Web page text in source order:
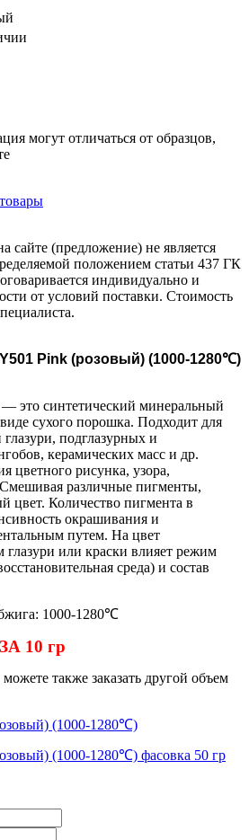
могут отличаться от образцов,
сайте (предложение) не является
положением статьи 437 ГК
индивидуально и
от условий поставки. Стоимость
Pink (розовый) (1000-1280℃)
это синтетический минеральный
сухого порошка. Подходит для
подглазурных и
керамических масс и др.
цветного рисунка, узора,
различные пигменты,
цвет. Количество пигмента в
окрашивания и
путем. На цвет
или краски влияет режим
среда) и состав
1000-1280℃
10 гр
также заказать другой объем
(1000-1280℃)
(1000-1280℃) фасовка 50 гр